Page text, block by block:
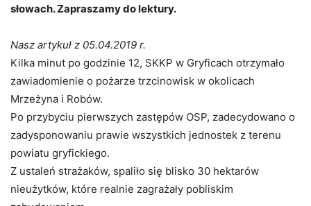
słowach. Zapraszamy do lektury.
Nasz artykuł z 05.04.2019 r.
Kilka minut po godzinie 12, SKKP w Gryficach otrzymało
zawiadomienie o pożarze trzcinowisk w okolicach
Mrzeżyna i Robów.
Po przybyciu pierwszych zastępów OSP, zadecydowano o
zadysponowaniu prawie wszystkich jednostek z terenu
powiatu gryfickiego.
Z ustaleń strażaków, spaliło się blisko 30 hektarów
nieużytków, które realnie zagrażały pobliskim